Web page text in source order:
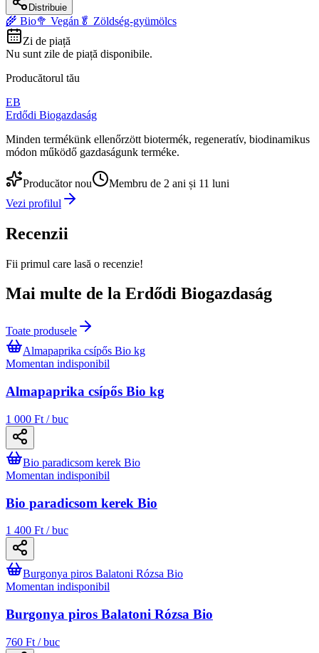
Distribuie
🌾 Bio🥦 Vegán 🥬 Zöldség-gyümölcs
Zi de piață
Nu sunt zile de piață disponibile.
Producătorul tău
EB
Erdődi Biogazdaság
Minden termékünk ellenőrzött biotermék, regeneratív, biodinamikus
módon működő gazdaságunk terméke.
Producător nou
Membru de 2 ani și 11 luni
Vezi profilul
Recenzii
Fii primul care lasă o recenzie!
Mai multe de la Erdődi Biogazdaság
Toate produsele
Almapaprika csípős Bio kg
Momentan indisponibil
Almapaprika csípős Bio kg
1 000 Ft / buc
Bio paradicsom kerek Bio
Momentan indisponibil
Bio paradicsom kerek Bio
1 400 Ft / buc
Burgonya piros Balatoni Rózsa Bio
Momentan indisponibil
Burgonya piros Balatoni Rózsa Bio
760 Ft / buc